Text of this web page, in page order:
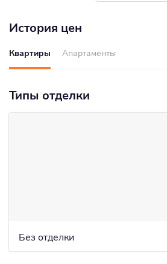
История цен
Квартиры Апартаменты
Типы отделки
Без отделки